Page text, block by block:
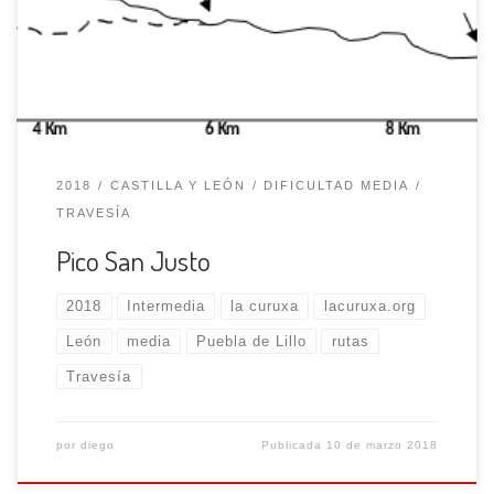
que nos conduce hacia el collado Pinzón. Poco antes del
collado abandonamos la pista, cruzando un pequeño
2018 CASTILLA Y LEÓN DIFICULTAD MEDIA
TRAVESÍA
Pico San Justo
2018 Intermedia la curuxa lacuruxa.org
León media Puebla de Lillo rutas
Travesía
por diego Publicada 10 de marzo 2018